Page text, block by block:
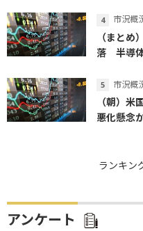
市況概
（まと
落 半導
市況概
（朝）
悪化懸念
ランキン
アンケート